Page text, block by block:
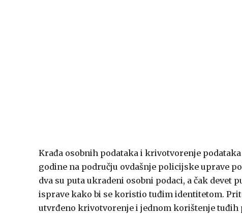
Krađa osobnih podataka i krivotvorenje
godine na području ovdašnje policijske uprave
dva su puta ukradeni osobni podaci, a čak
isprave kako bi se koristio tuđim identitetom.
utvrđeno krivotvorenje i jednom korištenje tuđih